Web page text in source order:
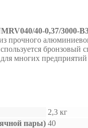
40-0,37/3000-
прочного
многих
2,3 кг
пары) 40